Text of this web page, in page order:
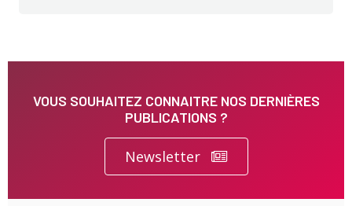
VOUS SOUHAITEZ CONNAITRE NOS DERNIÈRES
PUBLICATIONS ?
Newsletter